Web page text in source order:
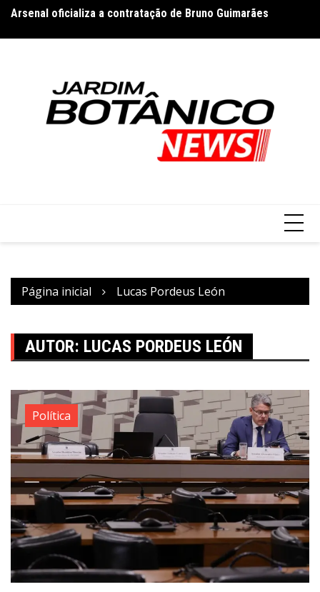
o
Arsenal oficializa a contratação de Bruno Guimarães
Página inicial Lucas Pordeus León
AUTOR: LUCAS PORDEUS LEÓN
Política